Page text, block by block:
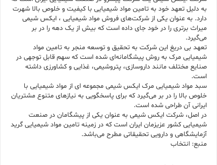
به دلیل تعهد خود به تامین مواد شیمیایی با کیفیت و خلوص بالا شهرت
دارد. به عنوان یکی از شرکت‌های فروش مواد شیمیایی ، ایکس شیمی
میراث برتری را در خود جای داده است که بیش از یک دهه را در بر
می‌گیرد.
تعهد بی دریغ این شرکت به تحقیق و توسعه منجر به تامین مواد
شیمیایی مرک به روش پیشگامانه‌ای شده است که سهم قابل توجهی در
صنایع مختلف مانند داروسازی، پتروشیمی، غذایی و کشاورزی داشته
است.
سبد مواد شیمیایی مرک ایکس شیمی مجموعه ای از مواد شیمیایی با
خلوص بالا را در بر می‌گیرد که برای پاسخگویی به نیازهای متنوع مشتریان
ایرانی آن طراحی شده است.
در اصل، شرکت ایکس شیمی به عنوان یکی از پیشگامان در صنعت
شیمیایی کشور عزیزمان ایران است که در زمینه تامین مواد شیمیایی گرید
آزمایشگاهی و دارویی تحقیقاتی مطرح می‌باشد.
منبع: انتخاب